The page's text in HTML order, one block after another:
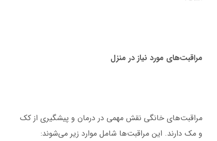
مراقبت‌های مورد نیاز در منزل
مراقبت‌های خانگی نقش مهمی در درمان و پیشگیری از کک
و مک دارند. این مراقبت‌ها شامل موارد زیر می‌شوند: